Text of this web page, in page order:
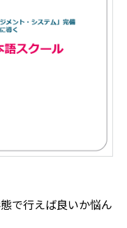
で行えば良いか悩ん